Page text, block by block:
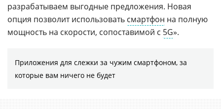
разрабатываем выгодные предложения. Новая
опция позволит использовать смартфон на полную
мощность на скорости, сопоставимой с 5G».
Приложения для слежки за чужим смартфоном, за
которые вам ничего не будет